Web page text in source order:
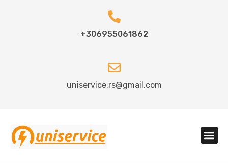
+306955061862
uniservice.rs@gmail.com